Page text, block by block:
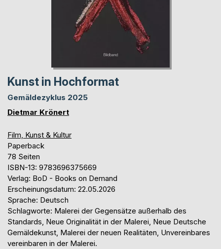
Kunst in Hochformat
Gemäldezyklus 2025
Dietmar Krönert
Film, Kunst & Kultur
Paperback
78 Seiten
ISBN-13: 9783696375669
Verlag: BoD - Books on Demand
Erscheinungsdatum: 22.05.2026
Sprache: Deutsch
Schlagworte: Malerei der Gegensätze außerhalb des
Standards, Neue Originalität in der Malerei, Neue Deutsche
Gemäldekunst, Malerei der neuen Realitäten, Unvereinbares
vereinbaren in der Malerei.